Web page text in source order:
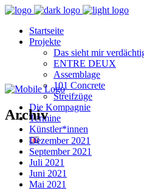
Startseite
Projekte
Das sieht mir
ENTRE DEUX
Assemblage
101 Concrete
Streifzüge
Die Kompagnie
Termine
Künstler*innen
Archiv
Dezember 2021
September 2021
Juli 2021
Juni 2021
Mai 2021